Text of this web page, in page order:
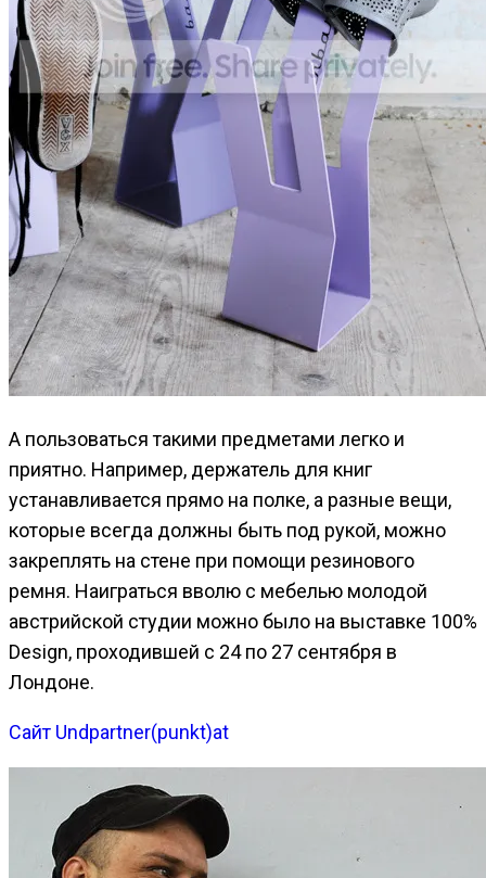
А пользоваться такими предметами легко и
приятно. Например, держатель для книг
устанавливается прямо на полке, а разные вещи,
которые всегда должны быть под рукой, можно
закреплять на стене при помощи резинового
ремня. Наиграться вволю с мебелью молодой
австрийской студии можно было на выставке 100%
Design, проходившей с 24 по 27 сентября в
Лондоне.
Сайт Undpartner(punkt)at